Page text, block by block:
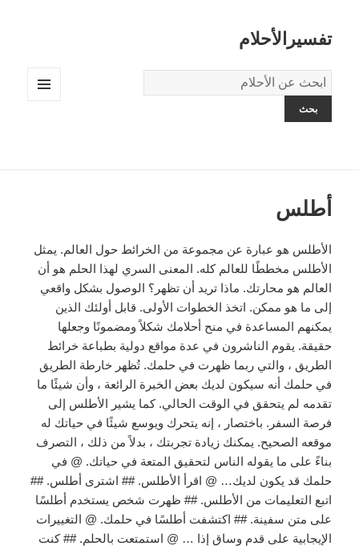
تفسيرالأحلام
قاموس
الاحلام:
أطلس
الأطلس هو عبارة عن مجموعة من الخرائط حول العالم. يمثل
الأطلس مخططًا للعالم كله. المعنى السري لهذا الحلم هو أن
العالم هو محارتك. ماذا تريد أن تظهر؟ الوصول بشكل واقعي
إلى ما هو ممكن. اتخذ الخطوات الأولى. قابل أولئك الذين
يمكنهم المساعدة في منح أحلامك شكلاً ومضمونًا وجعلها
حقيقة. يقوم الناشرون في عدة مواقع دولية بطباعة خرائط
الطريق ، والتي ربما ظهرت في حلمك. تُظهر خارطة الطريق
في حلمك أنه سيكون لديك بعض الخبرة الرائعة ، وأن شيئًا ما
تقدمه لم يتحقق في الوقت الحالي. كما يشير الأطلس إلى
فرصة السفر. باختصار ، إنه يتحرك ويوسع شيئًا في حياتك له
موقعه الصحيح. يمكنك زيادة تجربتك ، بدلاً من ذلك ، التصرف
بناءً على ما يقوله الناس لتحقيق المتعة في حياتك. @ في
حلمك قد يكون لديك… @ اقرأ الأطلس. ## اشترى أطلس. ##
اتبع التعليمات من الأطلس. ## ظهرت شخص يستخدم أطلسًا
على متن سفينة. ## اكتشفت أطلسًا في حلمك. @ التغييرات
الإيجابية على قدم وساق إذا … @ استمتعت بالحلم. ## كنت